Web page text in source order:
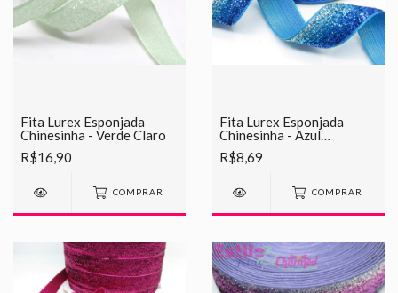
Fita Lurex Esponjada
Chinesinha - Verde Claro
R$16,90
COMPRAR
Fita Lurex Esponjada
Chinesinha - Azul
Mesclado
R$8,69
COMPRAR